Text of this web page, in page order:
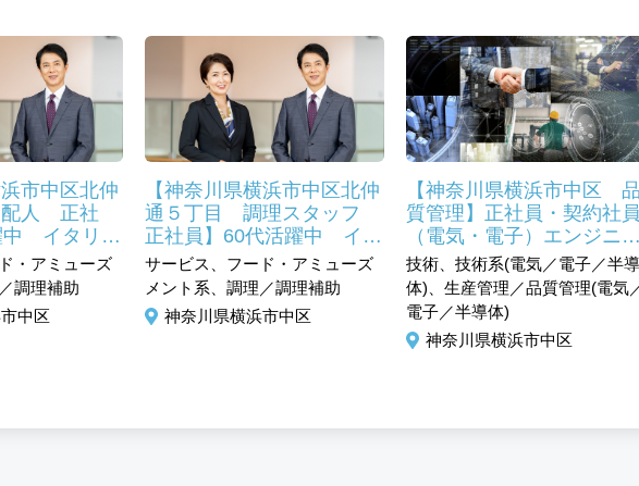
市中区北仲
人 正社
中 イタリア
て活躍中し
ちしており
・アミューズ
調理補助
中区
【神奈川県横浜市中区北仲
通５丁目 調理スタッフ
正社員】60代活躍中 イタ
リアン料理にて活躍中した
い方応募お待ちしておりま
す。
サービス、フード・アミューズ
メント系、調理／調理補助
神奈川県横浜市中区
【神奈川県横浜市中区
質管理】正社員・契約社
（電気・電子）エンジニ
ア
技術、技術系(電気／電子／半導
体)、生産管理／品質管理(電気
電子／半導体)
神奈川県横浜市中区